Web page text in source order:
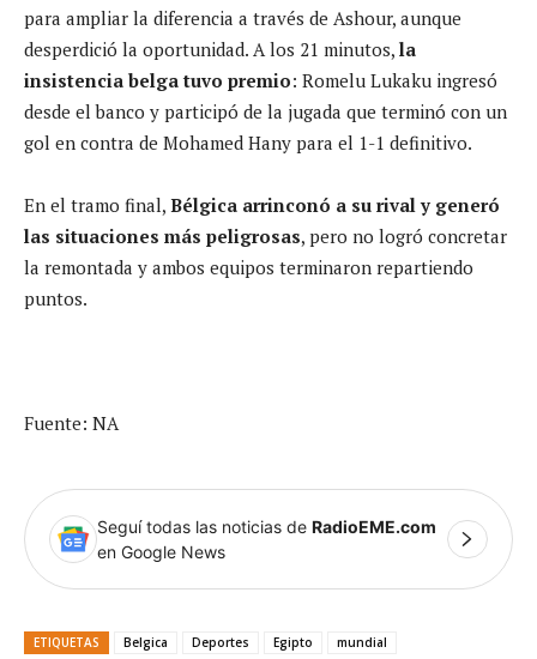
para ampliar la diferencia a través de Ashour, aunque
desperdició la oportunidad. A los 21 minutos, la
insistencia belga tuvo premio: Romelu Lukaku ingresó
desde el banco y participó de la jugada que terminó con un
gol en contra de Mohamed Hany para el 1-1 definitivo.
En el tramo final, Bélgica arrinconó a su rival y generó
las situaciones más peligrosas, pero no logró concretar
la remontada y ambos equipos terminaron repartiendo
puntos.
Fuente: NA
Seguí todas las noticias de RadioEME.com
en Google News
ETIQUETAS Belgica Deportes Egipto mundial